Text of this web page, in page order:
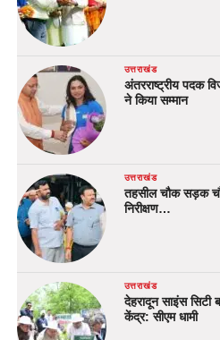
उत्तराखंड
अंतरराष्ट्रीय पदक
ने किया सम्मान
उत्तराखंड
तहसील चौक सड़क
निरीक्षण…
उत्तराखंड
देहरादून साइंस सिटी
केंद्र: सीएम धामी